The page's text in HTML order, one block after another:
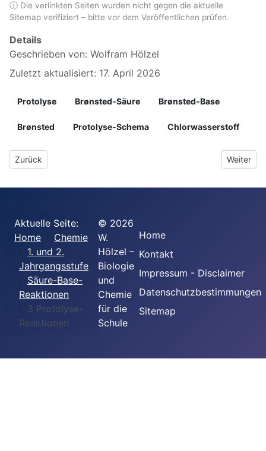
ⓘ Die verlinkten Seiten wurden nicht gegen die aktuelle
Sitemap verifiziert – bitte vor dem Veröffentlichen prüfen.
Details
Geschrieben von: Wolfram Hölzel
Zuletzt aktualisiert: 17. April 2026
Protolyse Brønsted-Säure Brønsted-Base
Brønsted Protolyse-Schema Chlorwasserstoff
Vorheriger Beitrag: 2. Der pH-Wert
Zurück Nächster
Weiter
Aktuelle Seite:
Home
Chemie
1. und 2.
Jahrgangsstufe
Säure-Base-
Reaktionen
3 Protolyse-
Reaktionen
© 2026
W.
Hölzel –
Biologie
und
Chemie
für die
Schule
Home
Kontakt
Impressum - Disclaimer
Datenschutzbestimmungen
Sitemap